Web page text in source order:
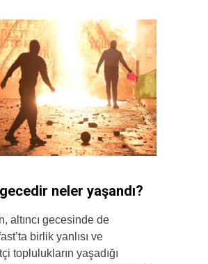
neler yaşandı?
altıncı gecesinde de
birlik yanlısı ve
toplulukların yaşadığı